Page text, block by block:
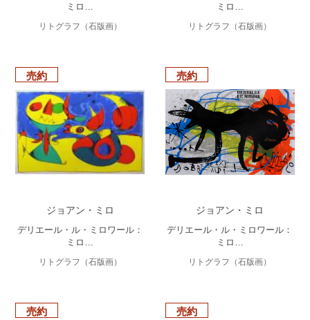
ミロ…
リトグラフ（石版画）
ミロ…
リトグラフ（石版画）
売約
ジョアン・ミロ
デリエール・ル・ミロワール：
ミロ…
リトグラフ（石版画）
売約
ジョアン・ミロ
デリエール・ル・ミロワール：
ミロ…
リトグラフ（石版画）
売約 売約